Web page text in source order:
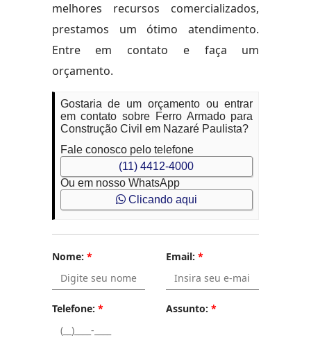
melhores recursos comercializados,
prestamos um ótimo atendimento.
Entre em contato e faça um
orçamento.
Gostaria de um orçamento ou entrar
em contato sobre Ferro Armado para
Construção Civil em Nazaré Paulista?
Fale conosco pelo telefone
(11) 4412-4000
Ou em nosso WhatsApp
Clicando aqui
Nome: * Email: *
Telefone: * Assunto: *